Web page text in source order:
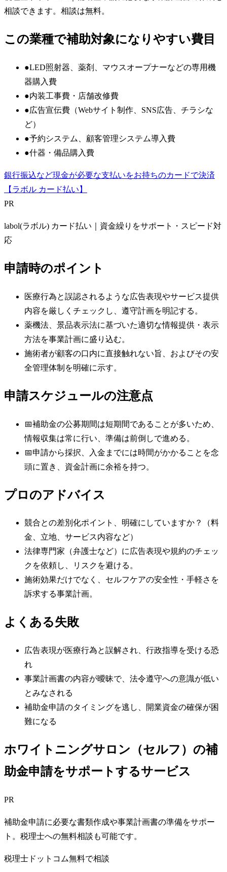
相談できます。相談は無料。
この業種で補助対象になりやすい費目
●LED照射器、薬剤、マウスオープナーなどの専用機
器購入費
●内装工事費・店舗改修費
●広告宣伝費（Webサイト制作、SNS広告、チラシな
ど）
●予約システム、顧客管理システム導入費
●什器・備品購入費
銀行振込など現金が必要な支払いをお持ちのカードで決済
【ラボル カード払い】
PR
labol(ラボル) カード払い｜資金繰りをサポート・スピード対
応
申請時のポイント
医療行為と誤認されるような広告表現やサービス提供
内容を厳しくチェックし、遵守計画を明記する。
薬機法、景品表示法に基づいた適切な情報提供・表示
方法を事業計画に盛り込む。
施術者が顧客の口内に直接触れない旨、およびその安
全管理体制を明確に示す。
申請スケジュールの注意点
📅補助金の公募期間は短期間であることが多いため、
情報収集は常に行い、準備は前倒しで進める。
📅申請から採択、入金までには時間がかかることを念
頭に置き、資金計画に余裕を持つ。
プロのアドバイス
競合との差別化ポイント、明確にしていますか？（料
金、立地、サービス内容など）
法律専門家（弁護士など）に広告表現や規約のチェッ
クを依頼し、リスクを避ける。
施術効果だけでなく、セルフケアの安全性・手軽さを
訴求する事業計画。
よくある失敗
広告表現が医療行為と誤解され、行政指導を受ける恐
れ
事業計画書の内容が曖昧で、法令遵守への意識が低い
とみなされる
補助金申請のタイミングを逃し、開業資金の確保が困
難になる
ホワイトニングサロン（セルフ）の補
助金申請をサポートするサービス
PR
補助金申請に必要な書類作成や事業計画書の準備をサポー
ト。税理士への無料相談も可能です。
税理士ドットコム無料で相談